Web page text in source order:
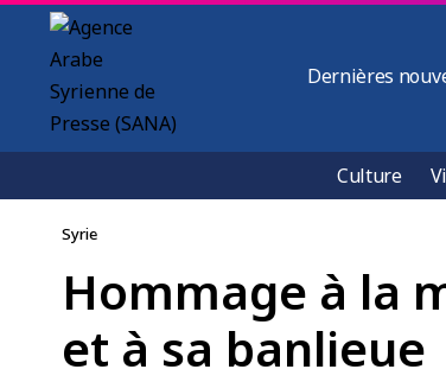
Dernières
Culture
Syrie
Hommage à la
et à sa banlieue